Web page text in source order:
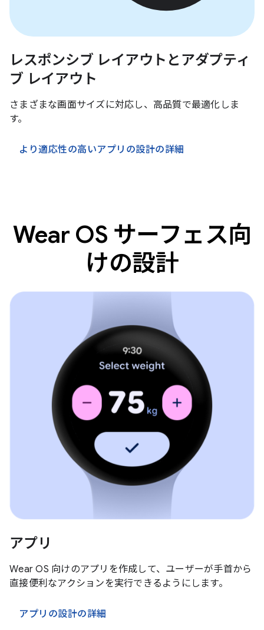
レスポンシブ レイアウトとアダプティ
ブ レイアウト
さまざまな画面サイズに対応し、高品質で最適化しま
す。
より適応性の高いアプリの設計の詳細
Wear OS サーフェス向
けの設計
アプリ
Wear OS 向けのアプリを作成して、ユーザーが手首から
直接便利なアクションを実行できるようにします。
アプリの設計の詳細